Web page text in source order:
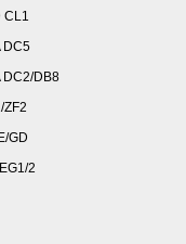
CL1
DC5
DC2/DB8
ZF2
GD
2